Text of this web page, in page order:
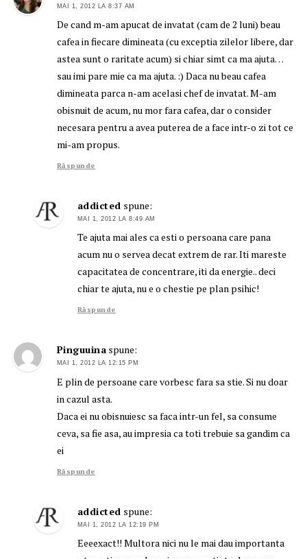
MAI 1, 2012 LA 8:37 AM
De cand m-am apucat de invatat (cam de 2 luni) beau
cafea in fiecare dimineata (cu exceptia zilelor libere, dar
astea sunt o raritate acum) si chiar simt ca ma ajuta…
sau imi pare mie ca ma ajuta. :) Daca nu beau cafea
dimineata parca n-am acelasi chef de invatat. M-am
obisnuit de acum, nu mor fara cafea, dar o consider
necesara pentru a avea puterea de a face intr-o zi tot ce
mi-am propus.
Răspunde
addicted spune:
MAI 1, 2012 LA 8:49 AM
Te ajuta mai ales ca esti o persoana care pana
acum nu o servea decat extrem de rar. Iti mareste
capacitatea de concentrare, iti da energie.. deci
chiar te ajuta, nu e o chestie pe plan psihic!
Răspunde
Pinguuina spune:
MAI 1, 2012 LA 12:15 PM
E plin de persoane care vorbesc fara sa stie. Si nu doar
in cazul asta.
Daca ei nu obisnuiesc sa faca intr-un fel, sa consume
ceva, sa fie asa, au impresia ca toti trebuie sa gandim ca
ei
Răspunde
addicted spune:
MAI 1, 2012 LA 12:19 PM
Eeeexact!! Multora nici nu le mai dau importanta